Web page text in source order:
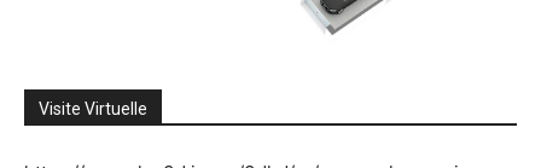
Visite Virtuelle